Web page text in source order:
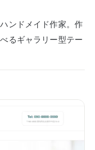
ンドメイド作家。作
るギャラリー型テー